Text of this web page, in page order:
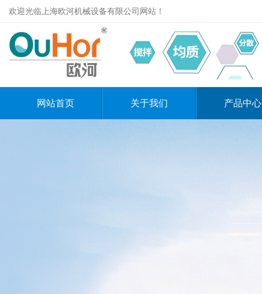
欢迎光临上海欧河机械设备有限公司网站！
网站首页 关于我们 产品中心